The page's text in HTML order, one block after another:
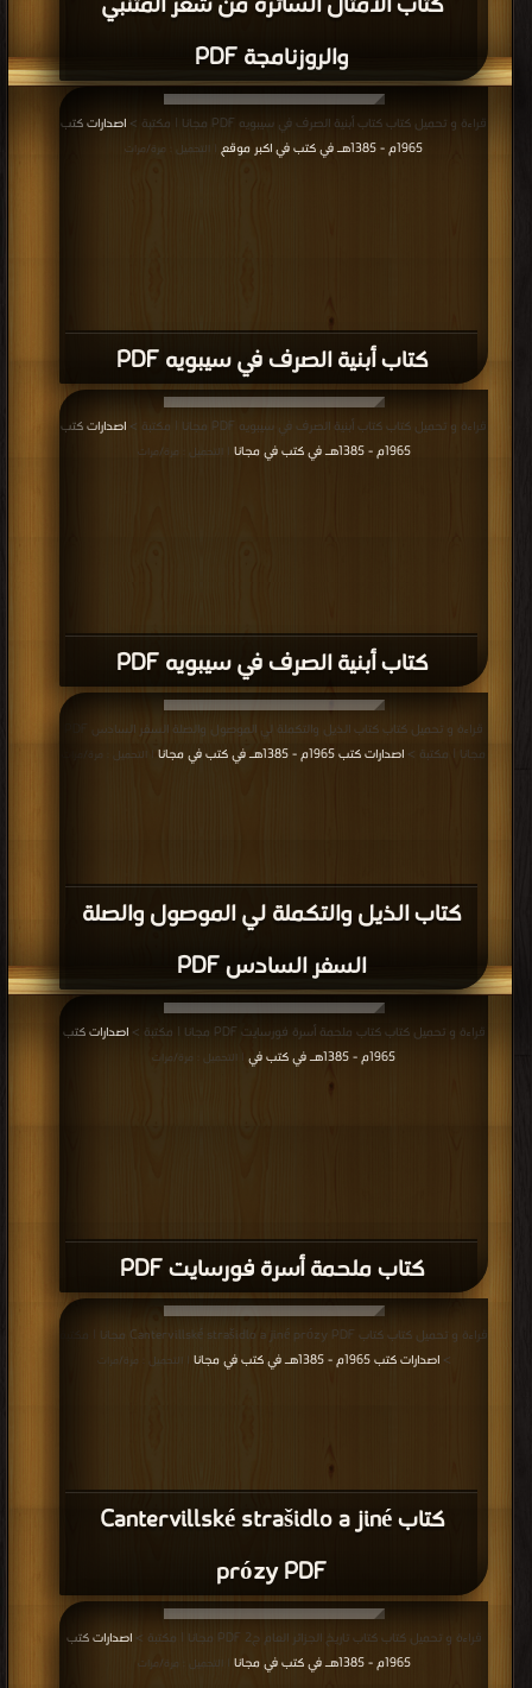
والروزنامجة PDF
كتاب أبنية الصرف في سيبويه PDF
قراءة و تحميل كتاب كتاب أبنية الصرف في سيبويه PDF مجانا | مكتبة >
اصدارات كتب
1965م - 1385هـ في كتب في اكبر موقع
| التحميل : مرة/مرات
كتاب أبنية الصرف في سيبويه PDF
قراءة و تحميل كتاب كتاب أبنية الصرف في سيبويه PDF مجانا | مكتبة >
اصدارات كتب
1965م - 1385هـ في كتب في مجانا
| التحميل : مرة/مرات
كتاب الذيل والتكملة لي الموصول والصلة
السفر السادس PDF
مجانا | مكتبة > اصدارات كتب 1965م - 1385هـ في كتب في مجانا | التحميل : مرة/مرات
كتاب ملحمة أسرة فورسايت PDF
قراءة و تحميل كتاب كتاب ملحمة أسرة فورسايت PDF مجانا | مكتبة >
اصدارات كتب
1965م - 1385هـ في كتب في
| التحميل : مرة/مرات
كتاب Cantervillské strašidlo a jiné
prózy PDF
قراءة و تحميل كتاب كتاب Cantervillské strašidlo a jiné prózy PDF مجانا | مكتبة
>اصدارات كتب 1965م - 1385هـ في كتب في مجانا | التحميل : مرة/مرات
قراءة و تحميل كتاب كتاب تاريخ الجزائر العام ج2 PDF مجانا | مكتبة >
اصدارات كتب
1965م - 1385هـ في كتب في مجانا
| التحميل : مرة/مرات